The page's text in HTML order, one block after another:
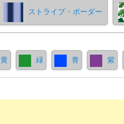
ストライプ・ボーダー
黄 緑 青 紫